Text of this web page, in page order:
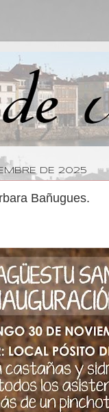
DE 2025
Bañugues.